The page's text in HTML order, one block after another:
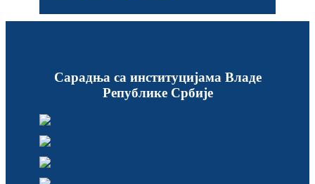
Сарадња са институцијама Владе
Републике Србије